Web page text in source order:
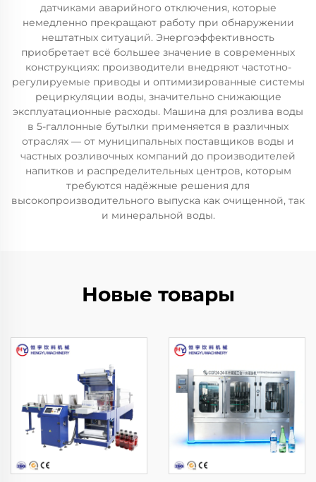
датчиками аварийного отключения, которые
немедленно прекращают работу при обнаружении
нештатных ситуаций. Энергоэффективность
приобретает всё большее значение в современных
конструкциях: производители внедряют частотно-
регулируемые приводы и оптимизированные системы
рециркуляции воды, значительно снижающие
эксплуатационные расходы. Машина для розлива воды
в 5-галлонные бутылки применяется в различных
отраслях — от муниципальных поставщиков воды и
частных розливочных компаний до производителей
напитков и распределительных центров, которым
требуются надёжные решения для
высокопроизводительного выпуска как очищенной, так
и минеральной воды.
Новые товары